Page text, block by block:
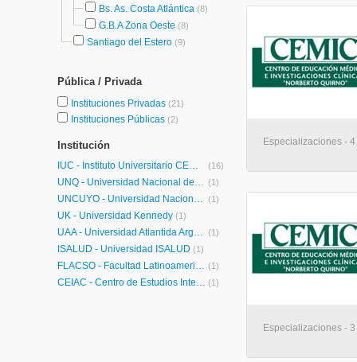
Bs. As. Costa Atlántica (8)
G.B.A Zona Oeste (8)
Santiago del Estero (9)
Pública / Privada
Instituciones Privadas (21)
Instituciones Públicas (2)
Institución
IUC - Instituto Universitario CEMIC (16)
UNQ - Universidad Nacional de Quilmes Posgrados (1)
UNCUYO - Universidad Nacional de Cuyo (1)
UK - Universidad Kennedy (1)
UAA - Universidad Atlantida Argentina (1)
ISALUD - Universidad ISALUD (1)
FLACSO - Facultad Latinoamericana de Ciencias Sociales (1)
CEIAC - Centro de Estudios Interdisciplinarios para el Aprendizaje y la Comunicación (1)
Especializaciones -
Especializaciones -